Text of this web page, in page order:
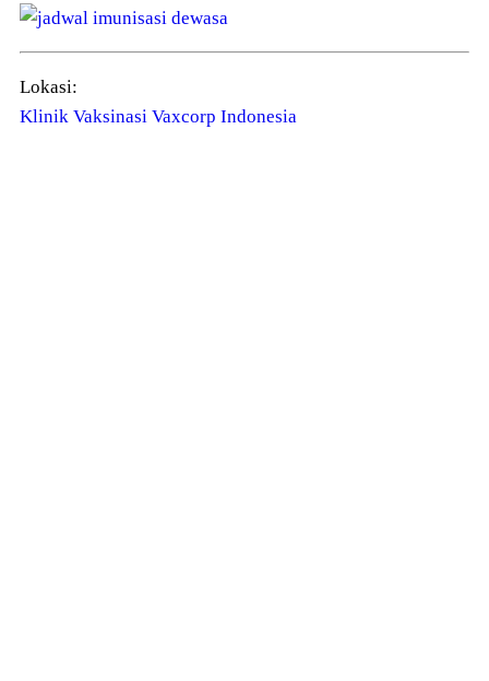
Lokasi:
Klinik Vaksinasi Vaxcorp Indonesia